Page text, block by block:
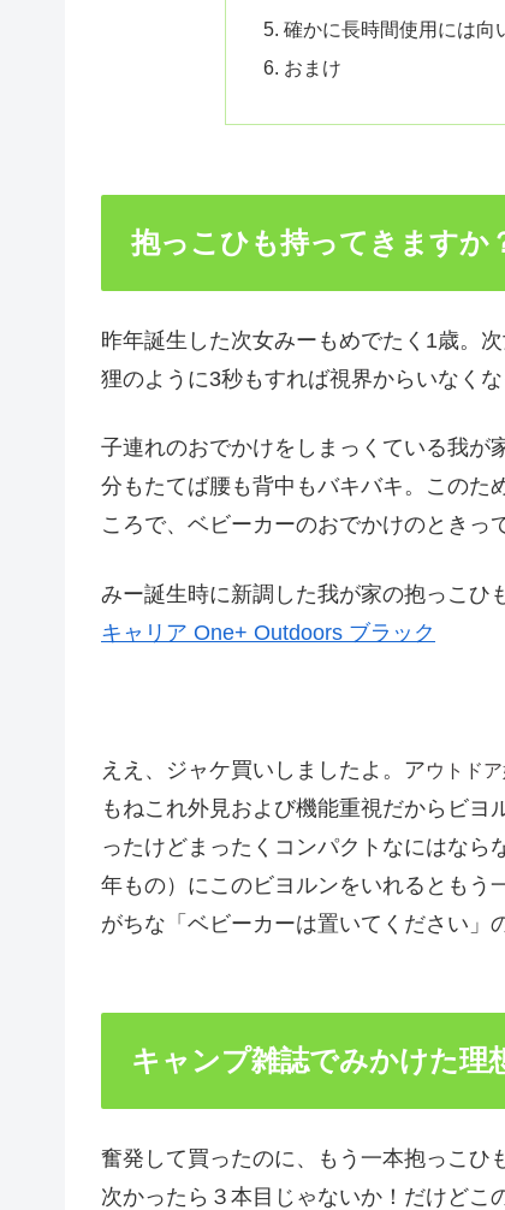
確かに長時間使用には向
おまけ
抱っこひも持ってきますか
昨年誕生した次女みーもめでたく1歳。
狸のように3秒もすれば視界からいなく
子連れのおでかけをしまっくている我が
分もたてば腰も背中もバキバキ。このた
ころで、ベビーカーのおでかけのときっ
みー誕生時に新調した我が家の抱っこ
キャリア One+ Outdoors ブラック
ええ、ジャケ買いしましたよ。アウトド
もねこれ外見および機能重視だからビ
ったけどまったくコンパクトなにはな
年もの）にこのビヨルンをいれるともう
がちな「ベビーカーは置いてください」
キャンプ雑誌でみかけた理
奮発して買ったのに、もう一本抱っこひ
次かったら３本目じゃないか！だけどこ